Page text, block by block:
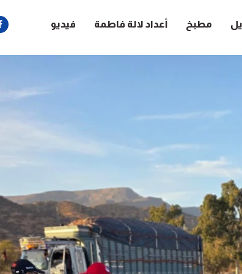
مطبخ أعداد لالة فاطمة فيديو